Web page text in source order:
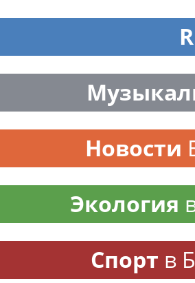
Новости
Экология
Спорт в